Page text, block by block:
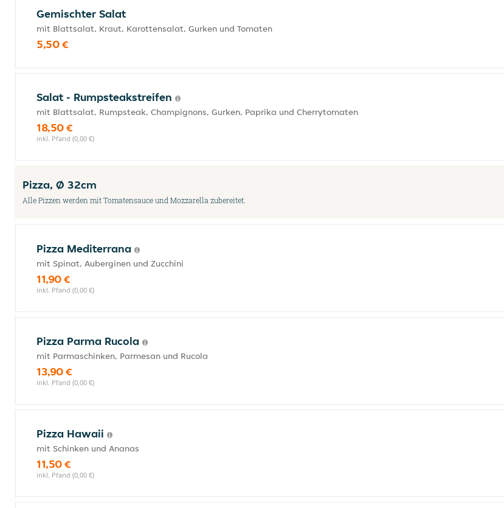
Gemischter Salat
mit Blattsalat, Kraut, Karottensalat, Gurken und Tomaten
5,50 €
Salat - Rumpsteakstreifen
mit Blattsalat, Rumpsteak, Champignons, Gurken, Paprika und Cherrytomaten
18,50 €
inkl. Pfand (0,00 €)
Pizza, Ø 32cm
Alle Pizzen werden mit Tomatensauce und Mozzarella zubereitet.
Pizza Mediterrana
mit Spinat, Auberginen und Zucchini
11,90 €
inkl. Pfand (0,00 €)
Pizza Parma Rucola
mit Parmaschinken, Parmesan und Rucola
13,90 €
inkl. Pfand (0,00 €)
Pizza Hawaii
mit Schinken und Ananas
11,50 €
inkl. Pfand (0,00 €)